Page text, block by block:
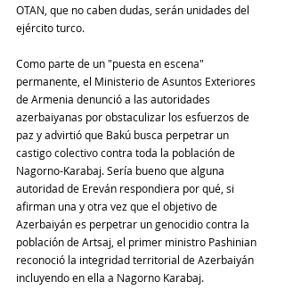
OTAN, que no caben dudas, serán unidades del
ejército turco.
Como parte de un "puesta en escena"
permanente, el Ministerio de Asuntos Exteriores
de Armenia denunció a las autoridades
azerbaiyanas por obstaculizar los esfuerzos de
paz y advirtió que Bakú busca perpetrar un
castigo colectivo contra toda la población de
Nagorno-Karabaj. Sería bueno que alguna
autoridad de Ereván respondiera por qué, si
afirman una y otra vez que el objetivo de
Azerbaiyán es perpetrar un genocidio contra la
población de Artsaj, el primer ministro Pashinian
reconoció la integridad territorial de Azerbaiyán
incluyendo en ella a Nagorno Karabaj.